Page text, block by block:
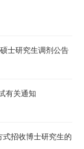
士研究生调剂公告
有关通知
招收博士研究生的